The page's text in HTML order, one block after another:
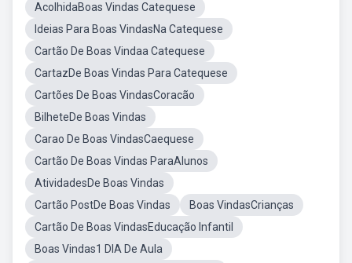
AcolhidaBoas Vindas Catequese
Ideias Para Boas VindasNa Catequese
Cartão De Boas Vindaa Catequese
CartazDe Boas Vindas Para Catequese
Cartões De Boas VindasCoracão
BilheteDe Boas Vindas
Carao De Boas VindasCaequese
Cartão De Boas Vindas ParaAlunos
AtividadesDe Boas Vindas
Cartão PostDe Boas Vindas
Boas VindasCrianças
Cartão De Boas VindasEducação Infantil
Boas Vindas1 DIA De Aula